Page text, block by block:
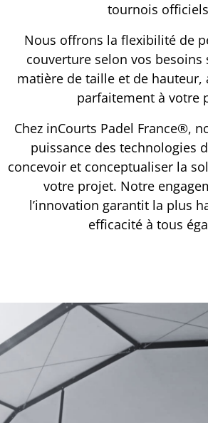
tournois
Nous offrons la flexibilité de
couverture selon vos besoins
matière de taille et de hauteur,
parfaitement à votre
Chez inCourts Padel France®,
puissance des technologies
concevoir et conceptualiser la
votre projet. Notre
l’innovation garantit la plus
efficacité à tous